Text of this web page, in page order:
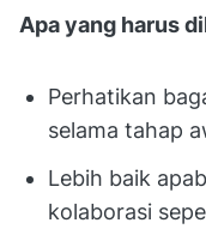
Apa yang harus
Perhatikan
selama tahap
Lebih baik
kolaborasi